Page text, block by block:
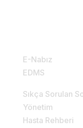
E-Nabız
EDMS
Sıkça Sorulan
Yönetim
Hasta Rehberi